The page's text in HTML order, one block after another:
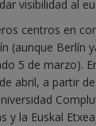
visibilidad al
centros en
(aunque Berlín
5 de marzo).
abril, a partir
y la Euskal